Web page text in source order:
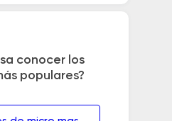
conocer los
populares?